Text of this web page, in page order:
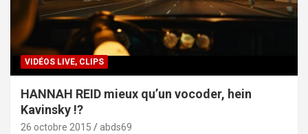
VIDÉOS LIVE, CLIPS
HANNAH REID mieux qu’un vocoder, hein
Kavinsky !?
26 octobre 2015 abds69